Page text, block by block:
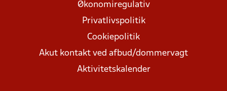
Økonomiregulativ
Privatlivspolitik
Cookiepolitik
Akut kontakt ved afbud/dommervagt
Aktivitetskalender